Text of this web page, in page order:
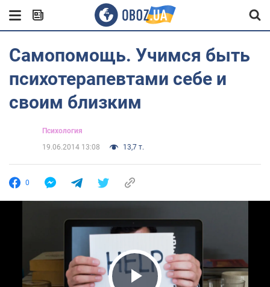
Самопомощь. Учимся быть
психотерапевтами себе и
своим близким
Психология
19.06.2014 13:08
13,7 т.
0